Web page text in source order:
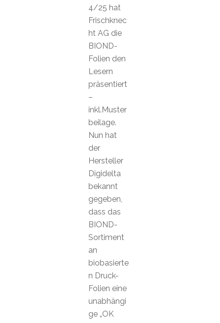
4/25 hat
Frischknec
ht AG die
BIOND-
Folien den
Lesern
präsentiert
–
inkl.Muster
beilage.
Nun hat
der
Hersteller
Digidelta
bekannt
gegeben,
dass das
BIOND-
Sortiment
an
biobasierte
n Druck-
Folien eine
unabhängi
ge „OK